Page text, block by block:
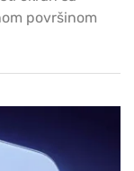
površinom